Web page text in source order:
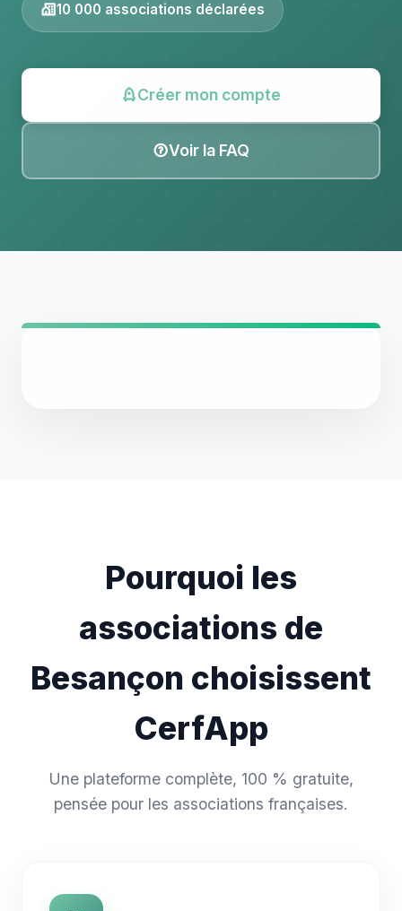
10 000 associations déclarées
Créer mon compte
Voir la FAQ
Pourquoi les
associations de
Besançon choisissent
CerfApp
Une plateforme complète, 100 % gratuite,
pensée pour les associations françaises.